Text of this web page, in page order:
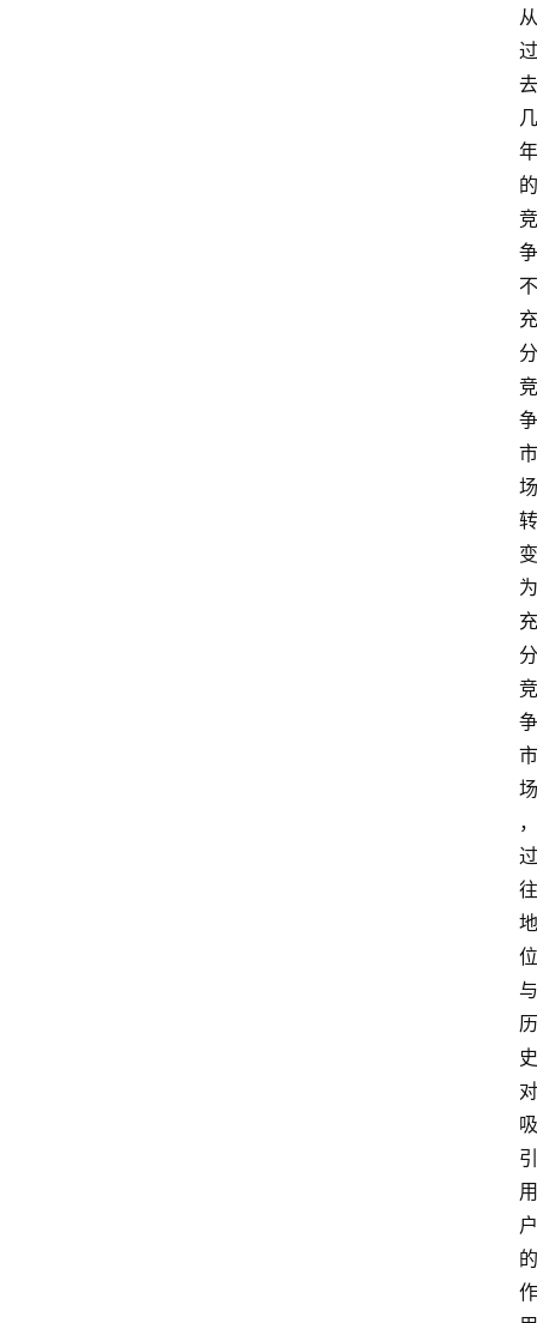
从
过
去
几
年
的
竞
争
不
充
分
竞
争
市
场
转
变
为
充
分
竞
争
市
场
，
过
往
地
位
与
历
史
对
吸
引
用
户
的
作